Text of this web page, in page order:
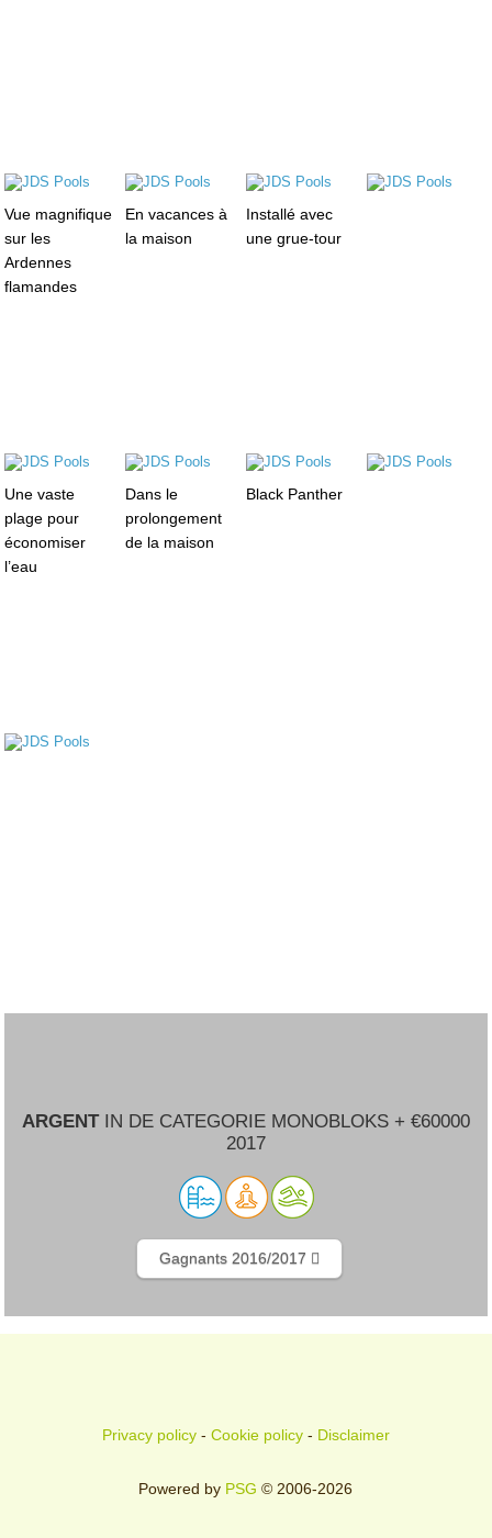
Vue magnifique
sur les
Ardennes
flamandes
En vacances à
la maison
Installé avec
une grue-tour
Une vaste
plage pour
économiser
l’eau
Dans le
prolongement
de la maison
Black Panther
ARGENTIN DE CATEGORIE MONOBLOKS + €60000
2017
Gagnants 2016/2017
Privacy policy- Cookie policy- Disclaimer
Powered by PSG © 2006-2026